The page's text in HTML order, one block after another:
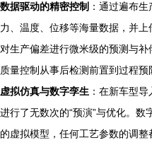
数据驱动的精密控制 ：通过遍布
力、温度、位移等海量数据，并上
对生产偏差进行微米级的预测与
质量控制从事后检测前置到过程预
虚拟仿真与数字孪生 ：在新车型
进行了无数次的“预演”与优化。
的虚拟模型，任何工艺参数的调